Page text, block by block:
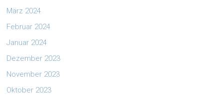
März 2024
Februar 2024
Januar 2024
Dezember 2023
November 2023
Oktober 2023